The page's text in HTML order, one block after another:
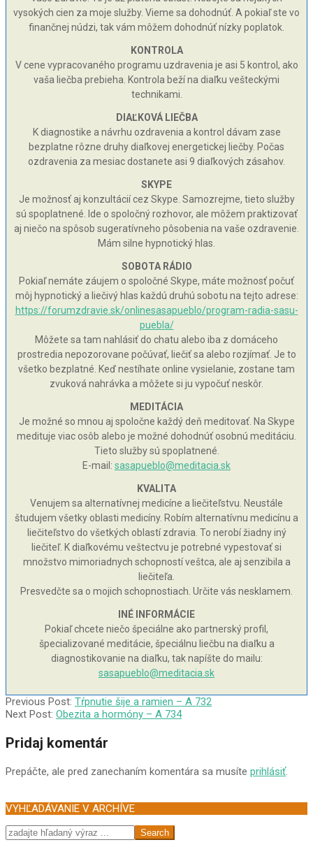
vysokých cien za moje služby. Vieme sa dohodnúť. A pokiaľ ste vo
finančnej núdzi, tak vám môžem dohodnúť nízky poplatok.
KONTROLA
V cene vypracovaného programu uzdravenia je asi 5 kontrol, ako
vaša liečba prebieha. Kontrola beží na diaľku vešteckými
technikami.
DIAĽKOVÁ LIEČBA
K diagnostike a návrhu ozdravenia a kontrol dávam zase
bezplatne rôzne druhy diaľkovej energetickej liečby. Počas
ozdravenia za mesiac dostanete asi 9 diaľkových zásahov.
SKYPE
Je možnosť aj konzultácií cez Skype. Samozrejme, tieto služby
sú spoplatnené. Ide o spoločný rozhovor, ale môžem praktizovať
aj niečo na spôsob sugeratívneho pôsobenia na vaše ozdravenie.
Mám silne hypnotický hlas.
SOBOTA RÁDIO
Pokiaľ nemáte záujem o spoločné Skype, máte možnosť počuť
môj hypnotický a liečivý hlas každú druhú sobotu na tejto adrese:
https://forumzdravie.sk/onlinesasapueblo/program-radia-sasu-
puebla/
Môžete sa tam nahlásiť do chatu alebo iba z domáceho
prostredia nepozorovane počúvať, liečiť sa alebo rozjímať. Je to
všetko bezplatné. Keď nestíhate online vysielanie, zostane tam
zvuková nahrávka a môžete si ju vypočuť neskôr.
MEDITÁCIA
Je možné so mnou aj spoločne každý deň meditovať. Na Skype
medituje viac osôb alebo je možné dohodnúť osobnú meditáciu.
Tieto služby sú spoplatnené.
E-mail: sasapueblo@meditacia.sk
KVALITA
Venujem sa alternatívnej medicíne a liečiteľstvu. Neustále
študujem všetky oblasti medicíny. Robím alternatívnu medicínu a
liečiteľstvo do všetkých oblastí zdravia. To nerobí žiadny iný
liečiteľ. K diaľkovému veštectvu je potrebné vypestovať si
množstvo mimoriadnych schopností veštca, ale aj senzibila a
liečiteľa.
Presvedčte sa o mojich schopnostiach. Určite vás nesklamem.
INÉ INFORMÁCIE
Pokiaľ chcete niečo špeciálne ako partnerský profil,
špecializované meditácie, špeciálnu liečbu na diaľku a
diagnostikovanie na diaľku, tak napíšte do mailu:
sasapueblo@meditacia.sk
2006-
07-
Previous Post: Tŕpnutie šije a ramien – A 732
Next Post: Obezita a hormóny – A 734
Pridaj komentár
Prepáčte, ale pred zanechaním komentára sa musíte prihlásiť.
VYHĽADÁVANIE V ARCHÍVE
Search